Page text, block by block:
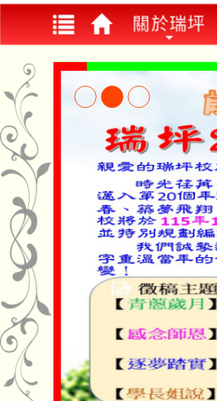
關於瑞坪
國民中學網站
[2026-08-07]-
[2026-08-06]-